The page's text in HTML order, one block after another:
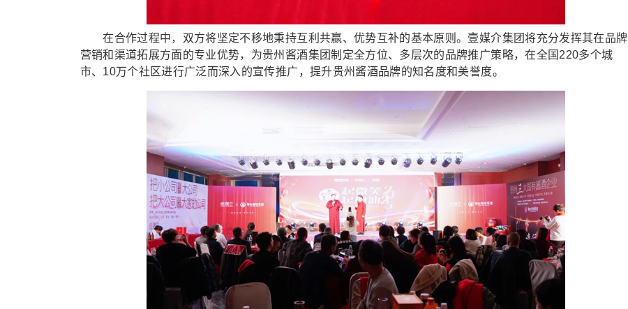
在合作过程中，双方将坚定不移地秉持互利共赢、优势互补的基本原则。壹媒介集团将充分发挥其在品牌
营销和渠道拓展方面的专业优势，为贵州酱酒集团制定全方位、多层次的品牌推广策略，在全国220多个城
市、10万个社区进行广泛而深入的宣传推广，提升贵州酱酒品牌的知名度和美誉度。